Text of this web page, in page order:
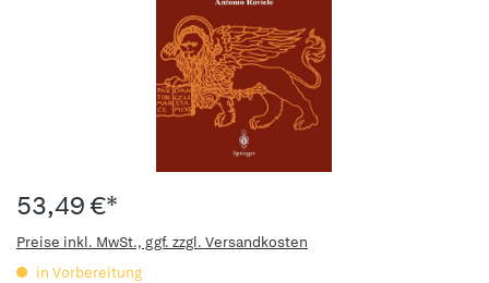
53,49 €*
Preise inkl. MwSt., ggf. zzgl. Versandkosten
in Vorbereitung